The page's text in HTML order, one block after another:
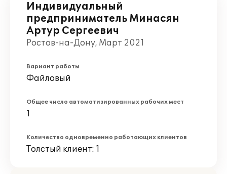
Индивидуальный
предприниматель Минасян
Артур Сергеевич
Ростов-на-Дону, Март 2021
Вариант работы
Файловый
Общее число автоматизированных рабочих мест
1
Количество одновременно работающих клиентов
Толстый клиент: 1